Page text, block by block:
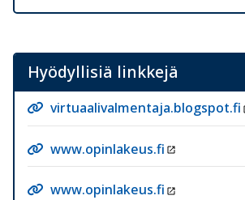
Hyödyllisiä linkkejä
virtuaalivalmentaja.blogspot.fi
www.opinlakeus.fi
www.opinlakeus.fi